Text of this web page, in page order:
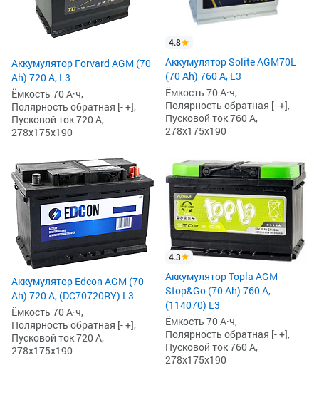
Аккумулятор Forvard AGM (70
Ah) 720 А, L3
Ёмкость 70 А·ч,
Полярность обратная [- +],
Пусковой ток 720 А,
278x175x190
4.8
Аккумулятор Solite AGM70L
(70 Ah) 760 А, L3
Ёмкость 70 А·ч,
Полярность обратная [- +],
Пусковой ток 760 А,
278x175x190
Аккумулятор Edcon AGM (70
Ah) 720 А, (DC70720RY) L3
Ёмкость 70 А·ч,
Полярность обратная [- +],
Пусковой ток 720 А,
278x175x190
4.3
Аккумулятор Topla AGM
Stop&Go (70 Ah) 760 А,
(114070) L3
Ёмкость 70 А·ч,
Полярность обратная [- +],
Пусковой ток 760 А,
278x175x190